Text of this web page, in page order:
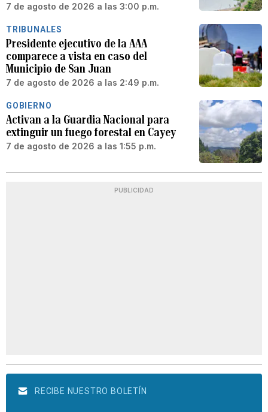
7 de agosto de 2026 a las 3:00 p.m.
TRIBUNALES
Presidente ejecutivo de la AAA
comparece a vista en caso del
Municipio de San Juan
7 de agosto de 2026 a las 2:49 p.m.
GOBIERNO
Activan a la Guardia Nacional para
extinguir un fuego forestal en Cayey
7 de agosto de 2026 a las 1:55 p.m.
PUBLICIDAD
RECIBE NUESTRO BOLETÍN